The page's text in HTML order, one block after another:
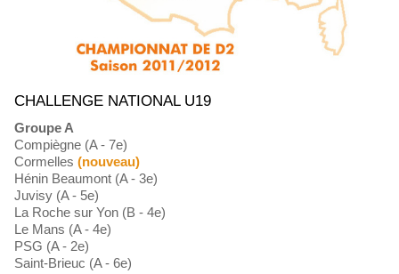
CHALLENGE NATIONAL U19
Groupe A
Compiègne (A - 7e)
Cormelles (nouveau)
Hénin Beaumont (A - 3e)
Juvisy (A - 5e)
La Roche sur Yon (B - 4e)
Le Mans (A - 4e)
PSG (A - 2e)
Saint-Brieuc (A - 6e)